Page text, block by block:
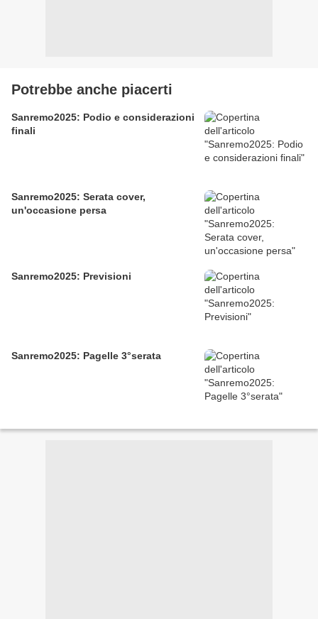
Potrebbe anche piacerti
Sanremo2025: Podio e considerazioni
finali
Sanremo2025: Serata cover,
un'occasione persa
Sanremo2025: Previsioni
Sanremo2025: Pagelle 3°serata